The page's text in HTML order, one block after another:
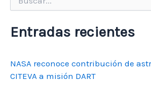
por:
Entradas recientes
NASA reconoce contribución de
CITEVA a misión DART